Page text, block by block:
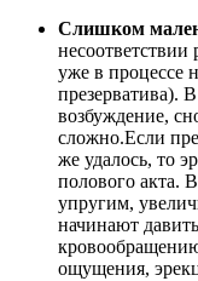
Слишком
несоответствии
уже в процессе
презерватива). В
возбуждение,
сложно.Если
же удалось, то
полового акта.
упругим,
начинают
ощущения,